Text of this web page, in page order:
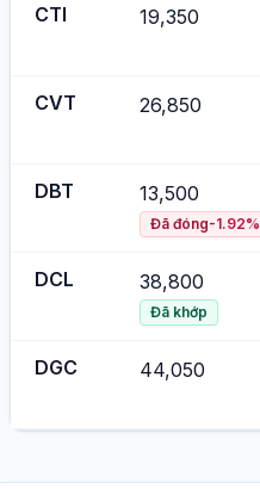
CTI 19,350
CVT 26,850
DBT 13,500
Đã đóng-1.92%
DCL 38,800
Đã khớp
DGC 44,050